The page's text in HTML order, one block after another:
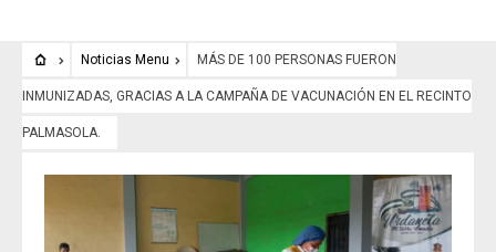
Noticias Menu MÁS DE 100 PERSONAS FUERON
INMUNIZADAS, GRACIAS A LA CAMPAÑA DE VACUNACIÓN EN EL RECINTO
PALMASOLA.